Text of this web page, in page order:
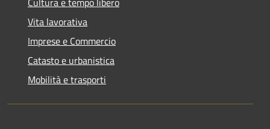
Vita lavorativa
Imprese e Commercio
Catasto e urbanistica
Mobilità e trasporti